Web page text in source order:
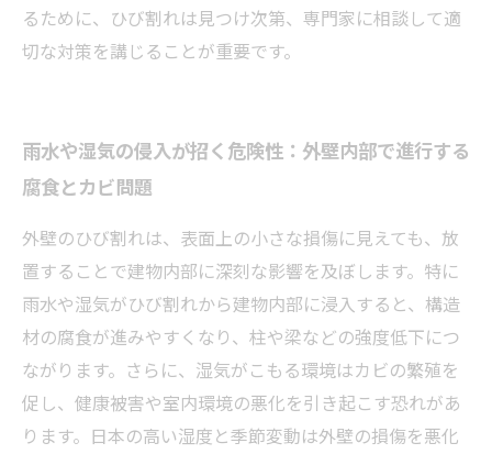
るために、ひび割れは見つけ次第、専門家に相談して適
切な対策を講じることが重要です。
雨水や湿気の侵入が招く危険性：外壁内部で進行する
腐食とカビ問題
外壁のひび割れは、表面上の小さな損傷に見えても、放
置することで建物内部に深刻な影響を及ぼします。特に
雨水や湿気がひび割れから建物内部に浸入すると、構造
材の腐食が進みやすくなり、柱や梁などの強度低下につ
ながります。さらに、湿気がこもる環境はカビの繁殖を
促し、健康被害や室内環境の悪化を引き起こす恐れがあ
ります。日本の高い湿度と季節変動は外壁の損傷を悪化